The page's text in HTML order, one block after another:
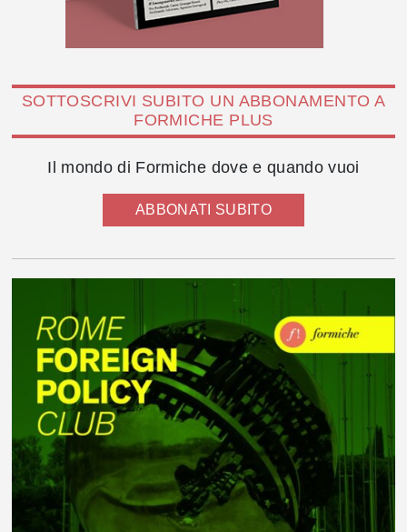
SOTTOSCRIVI SUBITO UN ABBONAMENTO A
FORMICHE PLUS
Il mondo di Formiche dove e quando vuoi
ABBONATI SUBITO